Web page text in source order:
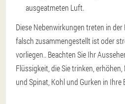
ausgeatmeten Luft.
Diese Nebenwirkungen treten in der
falsch zusammengestellt ist oder
vorliegen.. Beachten Sie Ihr
Flüssigkeit, die Sie trinken,
und Spinat, Kohl und Gurken in